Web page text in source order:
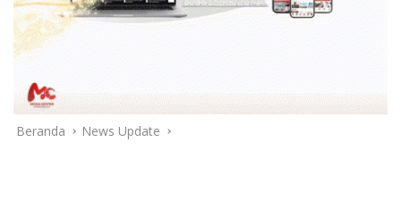
Beranda News Update